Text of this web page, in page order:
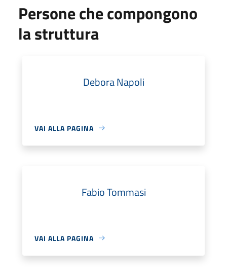
Persone che compongono
la struttura
Debora Napoli
VAI ALLA PAGINA
Fabio Tommasi
VAI ALLA PAGINA